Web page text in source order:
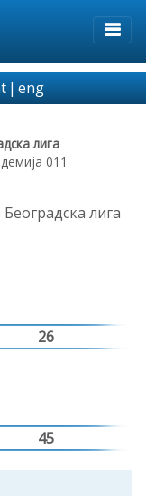
|eng
лига
011
лига
26
45